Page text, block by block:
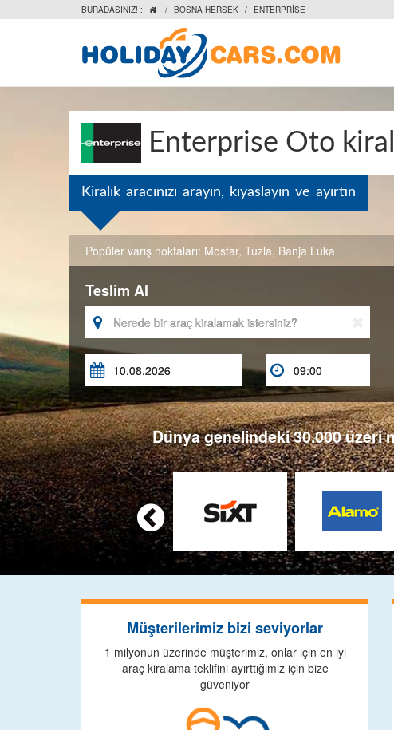
BURADASINIZ! :  / BOSNA HERSEK / ENTERPRISE
Enterprise Oto
Kiralık aracınızı arayın, kıyaslayın ve ayırtın
Popüler varış noktaları: Mostar, Tuzla, Banja Luka
Teslim Al

 
Dünya genelindeki 30.000 üzeri

Müşterilerimiz bizi seviyorlar
1 milyonun üzerinde müşterimiz, onlar için en iyi
araç kiralama teklifini ayırttığımız için bize
güveniyor